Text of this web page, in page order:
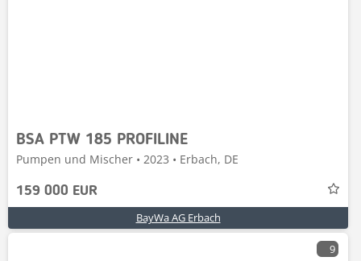
BSA PTW 185 PROFILINE
Pumpen und Mischer • 2023 • Erbach, DE
159 000 EUR
BayWa AG Erbach
9